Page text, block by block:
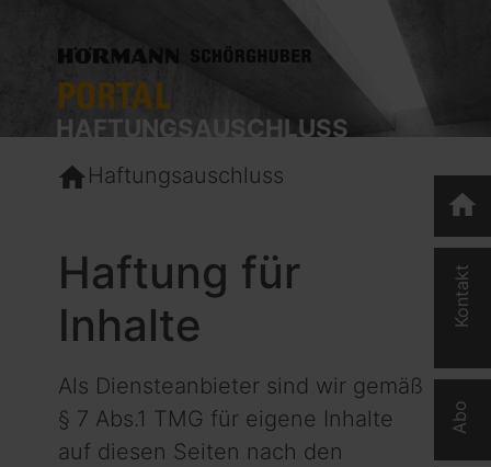
home
Kontakt
Abo
HAFTUNGSAUSCHLUSS
homeHaftungsauschluss
Haftung für
Inhalte
Als Diensteanbieter sind wir gemäß
§ 7 Abs.1 TMG für eigene Inhalte
auf diesen Seiten nach den